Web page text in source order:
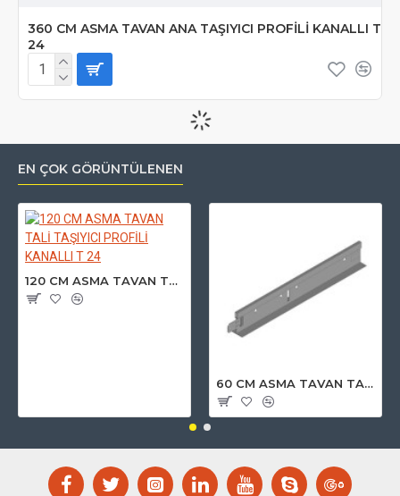
360 CM ASMA TAVAN ANA TAŞIYICI PROFİLİ KANALLI T
24
EN ÇOK GÖRÜNTÜLENEN
120 CM ASMA TAVAN TALİ TAŞIYICI PROFİLİ KANALLI T 24
60 CM ASMA TAVAN TALİ TAŞIYICI PROFİLİ BEYAZ T24